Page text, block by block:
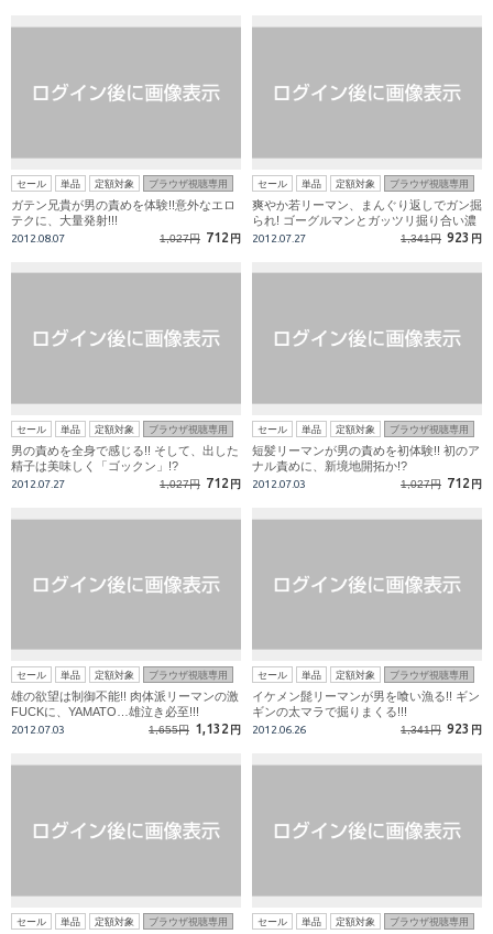
セール 単品 定額対象 ブラウザ視聴専用
ガテン兄貴が男の責めを体験!!意外なエロ
テクに、大量発射!!!
2012.08.07 1,027円 712 円
セール 単品 定額対象 ブラウザ視聴専用
爽やか若リーマン、まんぐり返しでガン掘
られ! ゴーグルマンとガッツリ掘り合い濃
厚FUCK!!
2012.07.27 1,341円 923 円
セール 単品 定額対象 ブラウザ視聴専用
男の責めを全身で感じる!! そして、出した
精子は美味しく「ゴックン」!?
2012.07.27 1,027円 712 円
セール 単品 定額対象 ブラウザ視聴専用
短髪リーマンが男の責めを初体験!! 初のア
ナル責めに、新境地開拓か!?
2012.07.03 1,027円 712 円
セール 単品 定額対象 ブラウザ視聴専用
雄の欲望は制御不能!! 肉体派リーマンの激
FUCKに、YAMATO…雄泣き必至!!!
2012.07.03 1,655円 1,132 円
セール 単品 定額対象 ブラウザ視聴専用
イケメン髭リーマンが男を喰い漁る!! ギン
ギンの太マラで掘りまくる!!!
2012.06.26 1,341円 923 円
セール 単品 定額対象 ブラウザ視聴専用 セール 単品 定額対象 ブラウザ視聴専用